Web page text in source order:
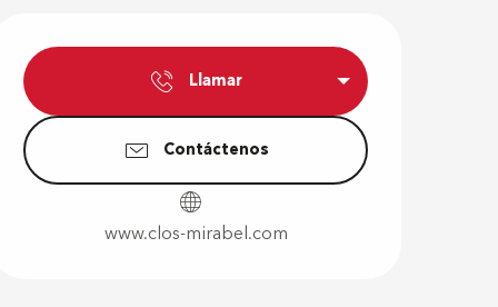
Horarios y
Llamar
Contáctenos
www.clos-mirabel.com